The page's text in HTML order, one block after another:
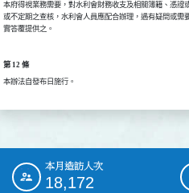
本府得視業務需要，對水利會財務收支及相關簿籍、憑證
或不定期之查核，水利會人員應配合辦理，遇有疑問或需
實答覆提供之。
第 12 條
本辦法自發布日施行。
::: 本月造訪人次
18,172